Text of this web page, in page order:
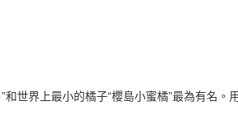
世界上最小的橘子“櫻島小蜜橘”最為有名。